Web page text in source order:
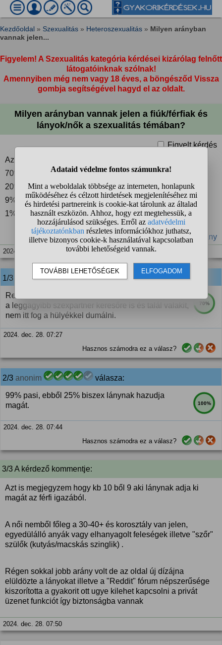
Kezdőoldal » Szexualitás » Heteroszexualitás » Milyen arányban
vannak jelen...
Figyelem! A Szexualitás kategória kérdései kizárólag felnőtt
látogatóinknak szólnak!
Amennyiben még nem vagy 18 éves, a böngésződ Vissza
gombja segítségével hagyd el az oldalt.
Milyen arányban vannak jelen a fiúk/férfiak és
lányok/nők a szexualitás témában?
Figyelt kérdés
Az én becslésem:
70% férfi (25 év+ felett)
20% fiú (25 év alatt)
9% nő (25+ év felett)
1% lány (25 év alatt)
#nemek #arány
2024. dec. 28. 07:15
1/3 anonim válasza:
70%
Reális. Mondjuk meg őszintén egy nő felmegy még
a leggagyibb szexpartner keresőre is és talál valakit,
nem itt fog a hülyékkel dumálni.
2024. dec. 28. 07:27
Hasznos számodra ez a válasz?
2/3 anonim válasza:
100%
99% pasi, ebből 25% biszex lánynak hazudja
magát.
2024. dec. 28. 07:44
Hasznos számodra ez a válasz?
3/3 A kérdező kommentje:
Azt is megjegyzem hogy kb 10 ből 9 aki lánynak adja ki
magát az férfi igazából.
A női nemből főleg a 30-40+ és korosztály van jelen,
egyedülálló anyák vagy elhanyagolt feleségek illetve "szőr"
szülők (kutyás/macskás szinglik) .
Régen sokkal jobb arány volt de az oldal új dízájna
elüldözte a lányokat illetve a "Reddit" fórum népszerűsége
kiszorította a gyakorit ott ugye kilehet kapcsolni a privát
üzenet funkciót így biztonságba vannak
2024. dec. 28. 07:50